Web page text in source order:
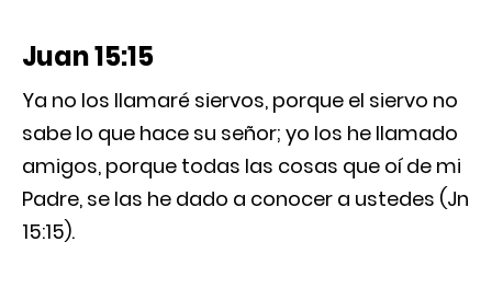
Juan 15:15
Ya no los llamaré siervos, porque el siervo no
sabe lo que hace su señor; yo los he llamado
amigos, porque todas las cosas que oí de mi
Padre, se las he dado a conocer a ustedes (Jn
15:15).